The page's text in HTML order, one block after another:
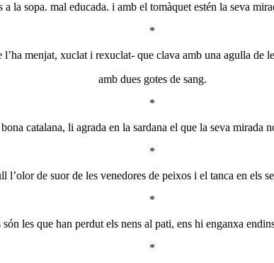
a la sopa. mal educada. i amb el tomàquet estén la seva
*
l’ha menjat, xuclat i rexuclat- que clava amb una agulla de
amb dues gotes de sang.
*
bona catalana, li agrada en la sardana el que la seva mirada
*
l’olor de suor de les venedores de peixos i el tanca en els
*
són les que han perdut els nens al pati, ens hi enganxa
*